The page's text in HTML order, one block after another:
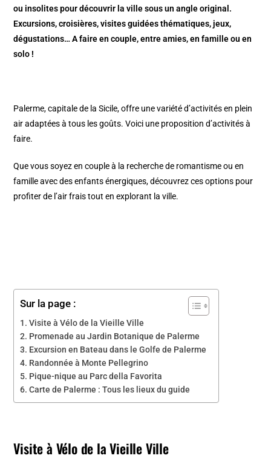
ou insolites pour découvrir la ville sous un angle original.
Excursions, croisières, visites guidées thématiques, jeux,
dégustations… A faire en couple, entre amies, en famille ou en
solo !
Palerme, capitale de la Sicile, offre une variété d’activités en plein
air adaptées à tous les goûts. Voici une proposition d’activités à
faire.
Que vous soyez en couple à la recherche de romantisme ou en
famille avec des enfants énergiques, découvrez ces options pour
profiter de l’air frais tout en explorant la ville.
Sur la page :
Visite à Vélo de la Vieille Ville
Promenade au Jardin Botanique de Palerme
Excursion en Bateau dans le Golfe de Palerme
Randonnée à Monte Pellegrino
Pique-nique au Parc della Favorita
Carte de Palerme : Tous les lieux du guide
Visite à Vélo de la Vieille Ville